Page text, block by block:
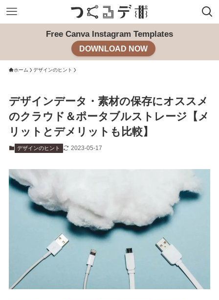
Free Canva Instagram Templates
DOWNLOAD NOW
ホーム デザインのヒント
デザインデータ・素材の保存にオススメ
のクラウド＆ポータブルストレージ【メ
リットとデメリットも比較】
デザインのヒント 2023-05-17